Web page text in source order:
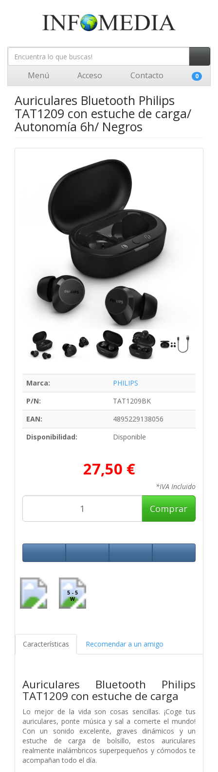
Menú Acceso Contacto 0
Auriculares Bluetooth Philips
TAT1209 con estuche de carga/
Autonomía 6h/ Negros
Marca:
PHILIPS
P/N:
TAT1209BK
EAN:
4895229138056
Disponibilidad:
Disponible
27,50 €
*IVA Incluido
Comprar
5 - 5
W
Características Recomendar a un amigo
Auriculares Bluetooth Philips
TAT1209 con estuche de carga
Lo mejor de la vida son cosas sencillas. ¡Coge tus
auriculares, ponte música y sal a comerte el mundo!
Con un sonido excelente, graves dinámicos y un
estuche de carga de bolsillo, estos auriculares
realmente inalámbricos superpequeños y cómodos te
acompañan todo el día.